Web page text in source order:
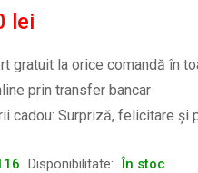
lei
gratuit la orice comandă în
prin transfer bancar
cadou: Surpriză, felicitare și
Disponibilitate: În stoc